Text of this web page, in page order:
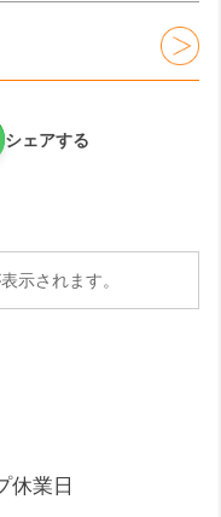
シェアする
示されます。
休業日